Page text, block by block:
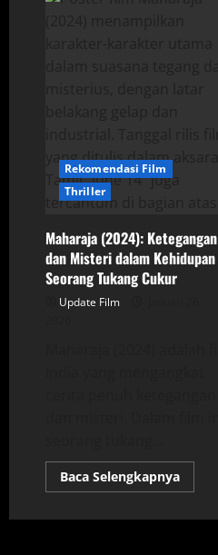
Rekomendasi Film
Thriller
Maharaja (2024): Ketegangan
dan Misteri dalam Kehidupan
Seorang Tukang Cukur
Update Film
Baca SelengkapnyaRead
more